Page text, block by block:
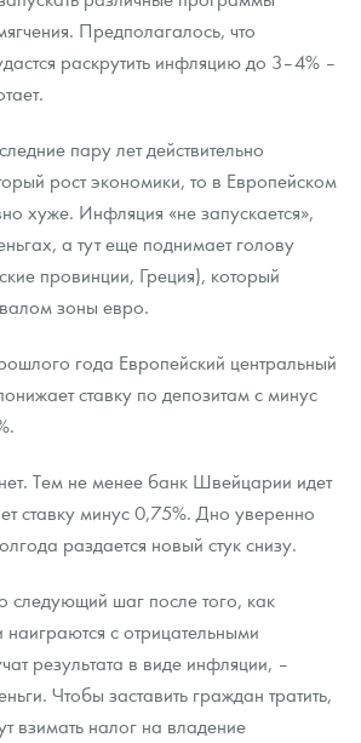
Предполагалось, что
раскрутить инфляцию до 3–4% –
пару лет действительно
рост экономики, то в Европейском
хуже. Инфляция «не запускается»,
а тут еще поднимает голову
провинции, Греция), который
зоны евро.
года Европейский центральный
ставку по депозитам с минус
Тем не менее банк Швейцарии идет
ставку минус 0,75%. Дно уверенно
раздается новый стук снизу.
следующий шаг после того, как
с отрицательными
результата в виде инфляции, –
Чтобы заставить граждан тратить,
взимать налог на владение